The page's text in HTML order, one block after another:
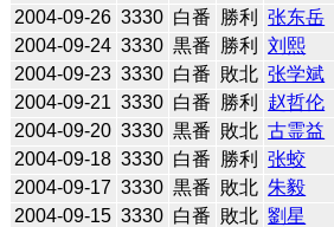
2004-09-26 3330 白番 勝利 张东岳
2004-09-24 3330 黒番 勝利 刘熙
2004-09-23 3330 白番 敗北 张学斌
2004-09-21 3330 白番 勝利 赵哲伦
2004-09-20 3330 黒番 敗北 古霊益
2004-09-18 3330 白番 勝利 张蛟
2004-09-17 3330 黒番 敗北 朱毅
2004-09-15 3330 白番 敗北 劉星